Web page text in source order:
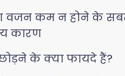
वजन कम न होने के
कारण
के क्या फायदे हैं?